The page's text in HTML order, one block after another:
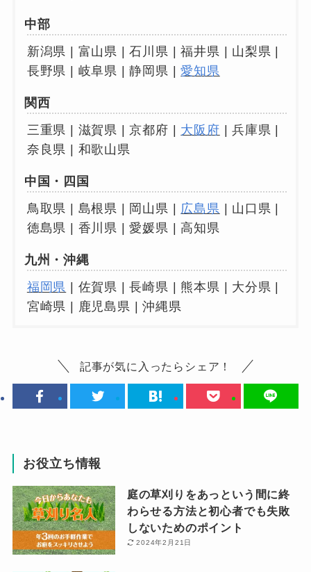
中部
新潟県 | 富山県 | 石川県 | 福井県 | 山梨県 |
長野県 | 岐阜県 | 静岡県 |愛知県
関西
三重県 | 滋賀県 | 京都府 | 大阪府 | 兵庫県 |
奈良県 | 和歌山県
中国・四国
鳥取県 | 島根県 | 岡山県 | 広島県 | 山口県 |
徳島県 | 香川県 | 愛媛県 | 高知県
九州・沖縄
福岡県 | 佐賀県 | 長崎県 | 熊本県 | 大分県 |
宮崎県 | 鹿児島県 | 沖縄県
記事が気に入ったらシェア！
お役立ち情報
庭の草刈りをあっという間に終
わらせる方法と初心者でも失敗
しないためのポイント
2024年2月21日